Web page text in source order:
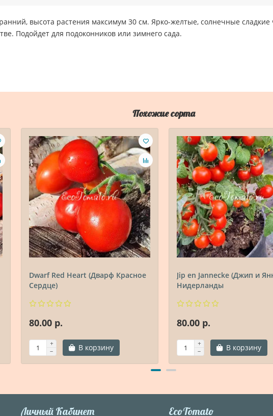
высота растения максимум 30 см. Ярко-желтые, солнечные
Подойдет для подоконников или зимнего сада.
Похожие сорта
Dwarf Red Heart (Дварф Красное
Сердце)
80.00 р.
В корзину
Jip en Jannecke (Джип и
Нидерланды
80.00 р.
В корзину
Личный Кабинет EcoTomato